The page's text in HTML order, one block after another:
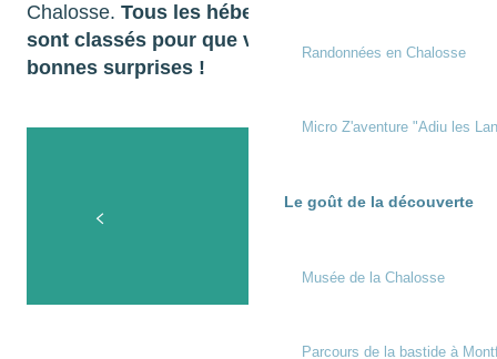
Randonnées en Chalosse
Micro Z'aventure "Adiu les
Le goût de la découverte
Musée de la Chalosse
Parcours de la bastide à
Chalosse. Tous les hébergements proposés
sont classés pour que vous n’ayez que de
bonnes surprises !
Les résidences de tourisme